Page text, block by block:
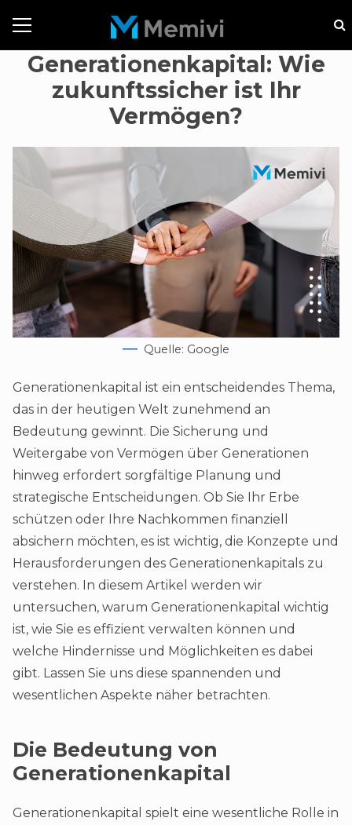
Generationenkapital: Wie
zukunftssicher ist Ihr
Vermögen?
Quelle: Google
Generationenkapital ist ein entscheidendes Thema,
das in der heutigen Welt zunehmend an
Bedeutung gewinnt. Die Sicherung und
Weitergabe von Vermögen über Generationen
hinweg erfordert sorgfältige Planung und
strategische Entscheidungen. Ob Sie Ihr Erbe
schützen oder Ihre Nachkommen finanziell
absichern möchten, es ist wichtig, die Konzepte und
Herausforderungen des Generationenkapitals zu
verstehen. In diesem Artikel werden wir
untersuchen, warum Generationenkapital wichtig
ist, wie Sie es effizient verwalten können und
welche Hindernisse und Möglichkeiten es dabei
gibt. Lassen Sie uns diese spannenden und
wesentlichen Aspekte näher betrachten.
Die Bedeutung von
Generationenkapital
Generationenkapital spielt eine wesentliche Rolle in